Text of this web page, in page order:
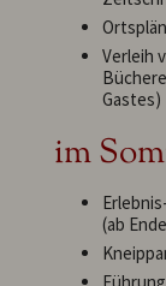
Verleih
Gastes)
im
(ab